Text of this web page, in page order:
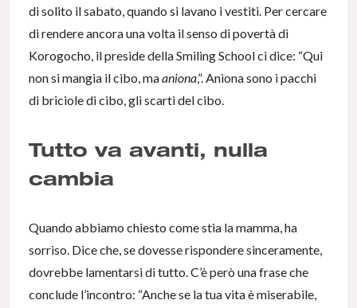
di solito il sabato, quando si lavano i vestiti. Per cercare
di rendere ancora una volta il senso di povertà di
Korogocho, il preside della Smiling School ci dice: “Qui
non si mangia il cibo, maaniona,”. Aniona sono i pacchi
di briciole di cibo, gli scarti del cibo.
Tutto va avanti, nulla
cambia
Quando abbiamo chiesto come stia la mamma, ha
sorriso. Dice che, se dovesse rispondere sinceramente,
dovrebbe lamentarsi di tutto. C’è però una frase che
conclude l’incontro: “Anche se la tua vita è miserabile,